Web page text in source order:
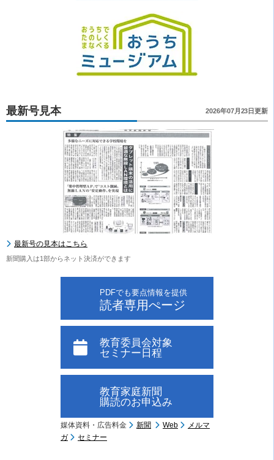
最新号見本 2026年07月23日更新
最新号の見本はこちら
新聞購入は1部からネット決済ができます
PDFでも要点情報を提供
読者専用ぺージ
教育委員会対象
セミナー日程
教育家庭新聞
購読のお申込み
媒体資料・広告料金 新聞 Web
メルマ
ガ
セミナー